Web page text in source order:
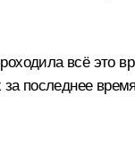
всё это
последнее